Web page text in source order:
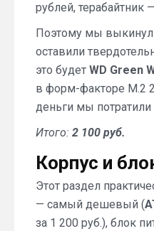
рублей, терабайтник
Поэтому мы
оставили
это будет WD Green
в форм-факторе M.2
деньги мы
Итого: 2 100 руб.
Корпус и
Этот раздел
— самый дешевый (
за 1 200 руб.), блок